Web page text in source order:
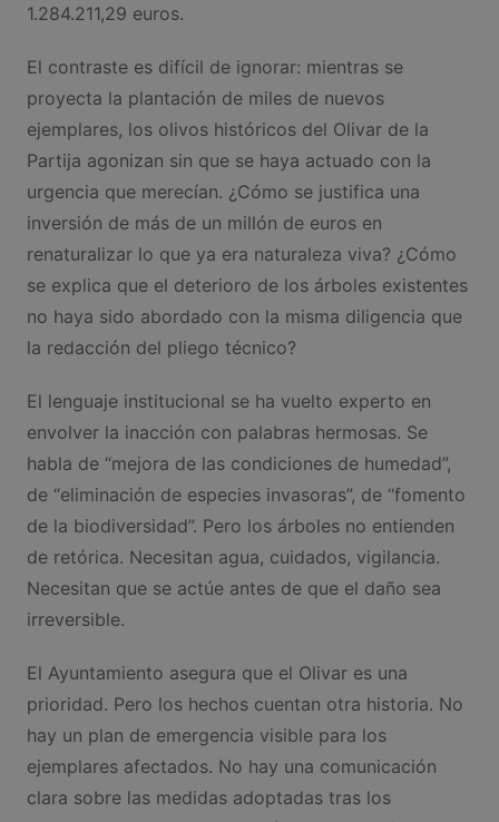
1.284.211,29 euros.
El contraste es difícil de ignorar: mientras se
proyecta la plantación de miles de nuevos
ejemplares, los olivos históricos del Olivar de la
Partija agonizan sin que se haya actuado con la
urgencia que merecían. ¿Cómo se justifica una
inversión de más de un millón de euros en
renaturalizar lo que ya era naturaleza viva? ¿Cómo
se explica que el deterioro de los árboles existentes
no haya sido abordado con la misma diligencia que
la redacción del pliego técnico?
El lenguaje institucional se ha vuelto experto en
envolver la inacción con palabras hermosas. Se
habla de “mejora de las condiciones de humedad”,
de “eliminación de especies invasoras”, de “fomento
de la biodiversidad”. Pero los árboles no entienden
de retórica. Necesitan agua, cuidados, vigilancia.
Necesitan que se actúe antes de que el daño sea
irreversible.
El Ayuntamiento asegura que el Olivar es una
prioridad. Pero los hechos cuentan otra historia. No
hay un plan de emergencia visible para los
ejemplares afectados. No hay una comunicación
clara sobre las medidas adoptadas tras los